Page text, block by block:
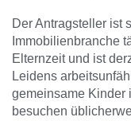
Der Antragsteller ist
Immobilienbranche
Elternzeit und ist
Leidens
gemeinsame Kinder
besuchen